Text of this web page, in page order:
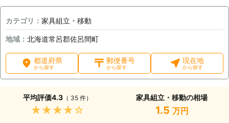
カテゴリ： 家具組立・移動
地域： 北海道常呂郡佐呂間町
都道府県
から探す
郵便番号
から探す
現在地
から探す
平均評価4.3（ 35 件）
★★★★★
家具組立・移動の相場
1.5 万円